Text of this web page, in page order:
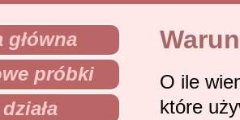
główna
próbki
O ile
które